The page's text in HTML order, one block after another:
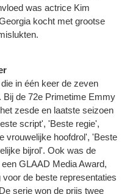
was actrice Kim
kocht met grootse
in één keer de zeven
de 72e Primetime Emmy
zesde en laatste seizoen
script', 'Beste regie',
vrouwelijke hoofdrol', 'Beste
bijrol'. Ook was de
GLAAD Media Award,
de beste representaties
serie won de prijs twee